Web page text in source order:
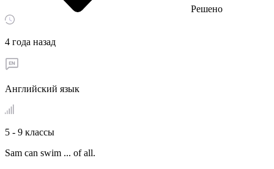
Решено
4 года назад
Английский язык
5 - 9 классы
Sam can swim ... of all.